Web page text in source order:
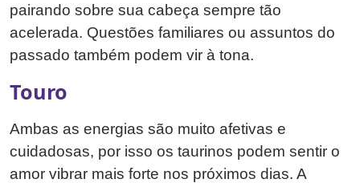
pairando sobre sua cabeça sempre tão
acelerada. Questões familiares ou assuntos do
passado também podem vir à tona.
Touro
Ambas as energias são muito afetivas e
cuidadosas, por isso os taurinos podem sentir o
amor vibrar mais forte nos próximos dias. A